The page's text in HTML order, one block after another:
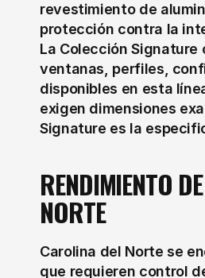
revestimiento de
protección contra la
La Colección
ventanas, perfiles,
disponibles en esta
exigen dimensiones
Signature es la
RENDIMIENTO
NORTE
Carolina del Norte se
que requieren control